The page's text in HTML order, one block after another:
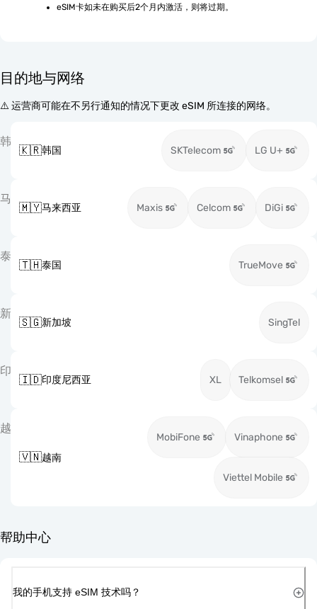
eSIM卡如未在购买后2个月内激活，则将过期。
目的地与网络
⚠️ 运营商可能在不另行通知的情况下更改 eSIM 所连接的网络。
韩
🇰🇷韩国 SKTelecom LG U+
马
🇲🇾马来西亚 Maxis Celcom DiGi
泰
🇹🇭泰国 TrueMove
新
🇸🇬新加坡 SingTel
印
🇮🇩印度尼西亚 XL Telkomsel
越
🇻🇳越南
MobiFone Vinaphone
Viettel Mobile
帮助中心
我的手机支持 eSIM 技术吗？